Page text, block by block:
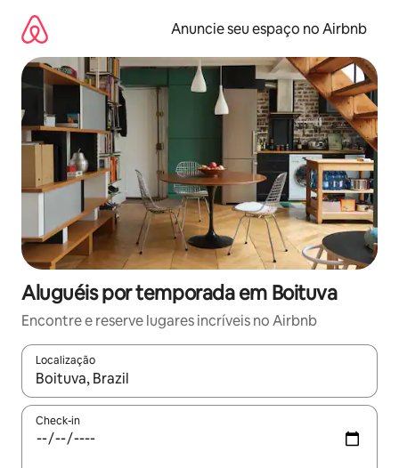
para
conteúdo
Anuncie seu espaço no Airbnb
Aluguéis por temporada em Boituva
Encontre e reserve lugares incríveis no Airbnb
Localização
Quando os resultados estiverem disponíveis, explore-os
Check-in